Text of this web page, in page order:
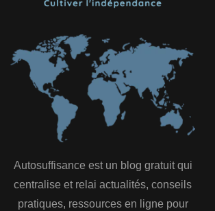
Autosuffisance est un blog gratuit qui
centralise et relai actualités, conseils
pratiques, ressources en ligne pour